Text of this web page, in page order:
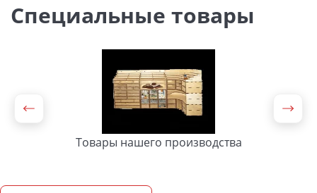
Радиоуправляемые модели
Аккумуляторы и зарядные
Пластиковые модели
Макет H0 и TT
Специальные товары
Товары нашего производства